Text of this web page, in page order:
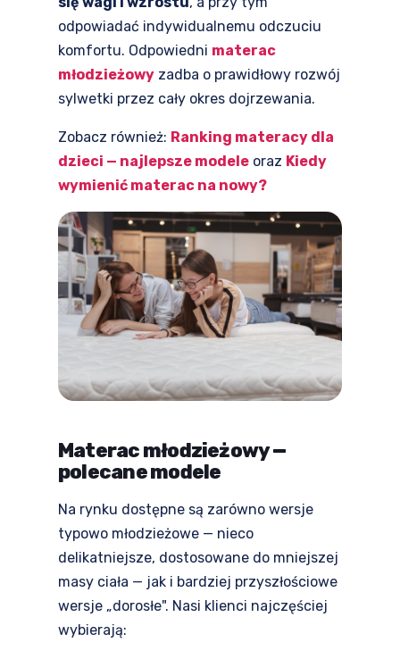
odpowiadać indywidualnemu odczuciu
komfortu. Odpowiedni materac
młodzieżowy zadba o prawidłowy rozwój
sylwetki przez cały okres dojrzewania.
Zobacz również: Ranking materacy dla
dzieci — najlepsze modele oraz Kiedy
wymienić materac na nowy?
Materac młodzieżowy —
polecane modele
Na rynku dostępne są zarówno wersje
typowo młodzieżowe — nieco
delikatniejsze, dostosowane do mniejszej
masy ciała — jak i bardziej przyszłościowe
wersje „dorosłe". Nasi klienci najczęściej
wybierają: